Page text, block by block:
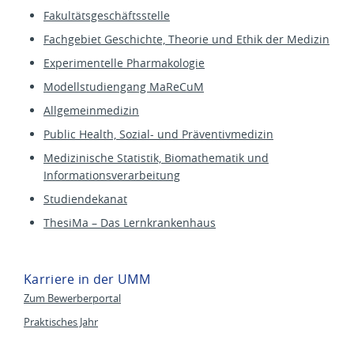
Fakultätsgeschäftsstelle
Fachgebiet Geschichte, Theorie und Ethik der Medizin
Experimentelle Pharmakologie
Modellstudiengang MaReCuM
Allgemeinmedizin
Public Health, Sozial- und Präventivmedizin
Medizinische Statistik, Biomathematik und
Informationsverarbeitung
Studiendekanat
ThesiMa – Das Lernkrankenhaus
Karriere in der UMM
Zum Bewerberportal
Praktisches Jahr